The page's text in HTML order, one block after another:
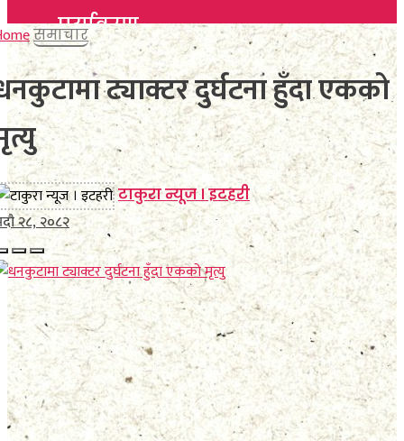
पर्यावरण
विचार
कला साहित्य
खेलकुद
विविध
अन्तर्वार्ता
मनाेरञ्जन
फाेटाे फिचर
निर्वाचन
पर्यावरण
विचार
कला साहित्य
खेलकुद
विविध
अन्तर्वार्ता
मनाेरञ्जन
फाेटाे फिचर
निर्वाचन
भिजिट नेपाल
समाचार
ट्याक्टर दुर्घटना हुँदा एकको
टाकुरा न्यूज । इटहरी
२८, २०८२